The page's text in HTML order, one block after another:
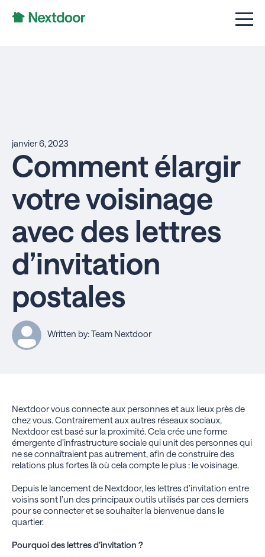
janvier 6, 2023
Comment élargir
votre voisinage
avec des lettres
d’invitation
postales
Written by: Team Nextdoor
Nextdoor vous connecte aux personnes et aux lieux près de
chez vous. Contrairement aux autres réseaux sociaux,
Nextdoor est basé sur la proximité. Cela crée une forme
émergente d’infrastructure sociale qui unit des personnes qui
ne se connaîtraient pas autrement, afin de construire des
relations plus fortes là où cela compte le plus : le voisinage.
Depuis le lancement de Nextdoor, les lettres d’invitation entre
voisins sont l’un des principaux outils utilisés par ces derniers
pour se connecter et se souhaiter la bienvenue dans le
quartier.
Pourquoi des lettres d’invitation ?